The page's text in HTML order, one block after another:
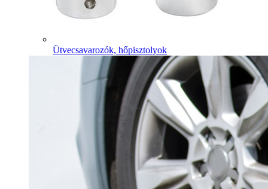
Ütvecsavarozók, hőpisztolyok